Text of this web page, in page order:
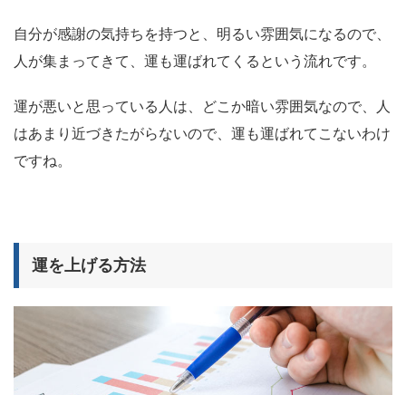
自分が感謝の気持ちを持つと、明るい雰囲気になるので、
人が集まってきて、運も運ばれてくるという流れです。
運が悪いと思っている人は、どこか暗い雰囲気なので、人
はあまり近づきたがらないので、運も運ばれてこないわけ
ですね。
運を上げる方法